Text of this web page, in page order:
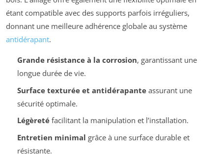
étant compatible avec des supports parfois irréguliers,
donnant une meilleure adhérence globale au système
antidérapant.
Grande résistance à la corrosion, garantissant une
longue durée de vie.
Surface texturée et antidérapanteassurant une
sécurité optimale.
Légèretéfacilitant la manipulation et l’installation.
Entretien minimal grâce à une surface durable et
résistante.